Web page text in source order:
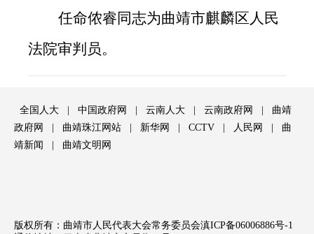
任命侬睿同志为曲靖市麒麟区人民
法院审判员。
全国人大 中国政府网 云南人大 云南政府网
曲靖
政府网
曲靖珠江网站 新华网 CCTV 人民网
曲
靖新闻
曲靖文明网
版权所有：曲靖市人民代表大会常务委员会滇ICP备06006886号-1